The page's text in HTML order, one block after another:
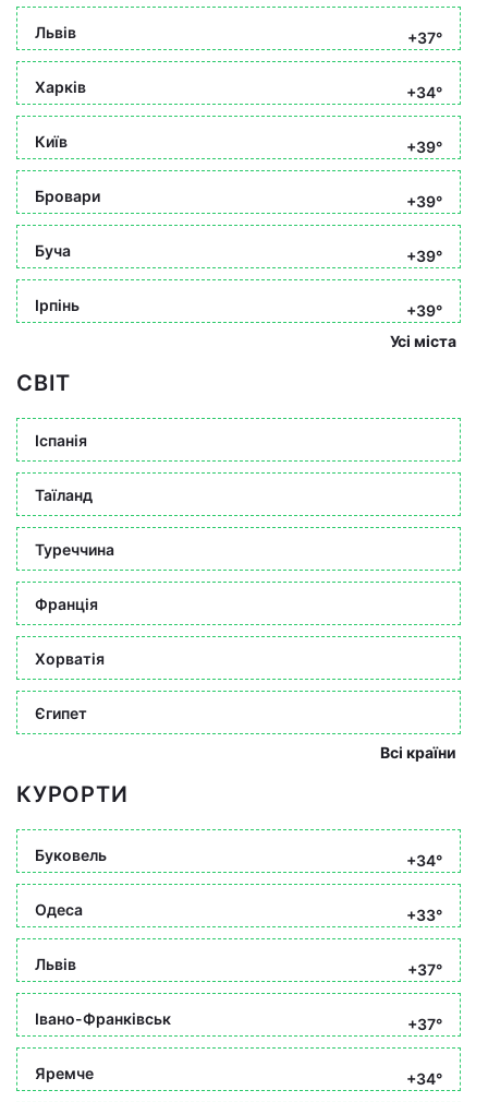
Львів +37°
Харків +34°
Київ +39°
Бровари +39°
Буча +39°
Ірпінь
+39°
Усі міста
СВІТ
Іспанія
Таїланд
Туреччина
Франція
Хорватія
Єгипет
Всі країни
КУРОРТИ
Буковель +34°
Одеса +33°
Львів +37°
Івано-Франківськ +37°
Яремче +34°